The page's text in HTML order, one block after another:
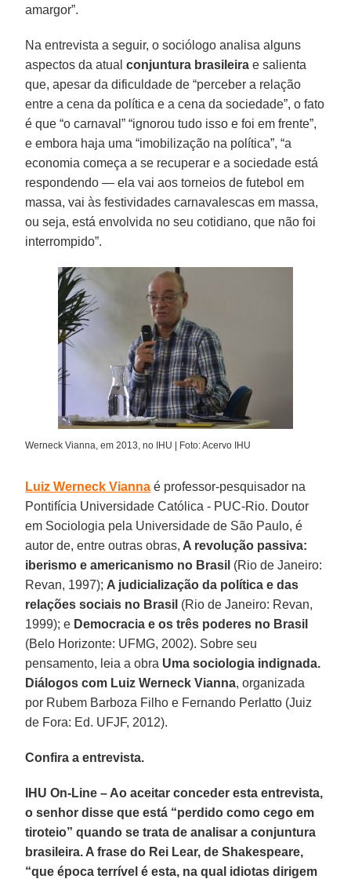
amargor”.
Na entrevista a seguir, o sociólogo analisa alguns
aspectos da atualconjuntura brasileira e salienta
que, apesar da dificuldade de “perceber a relação
entre a cena da política e a cena da sociedade”, o fato
é que “o carnaval” “ignorou tudo isso e foi em frente”,
e embora haja uma “imobilização na política”, “a
economia começa a se recuperar e a sociedade está
respondendo — ela vai aos torneios de futebol em
massa, vai às festividades carnavalescas em massa,
ou seja, está envolvida no seu cotidiano, que não foi
interrompido”.
Werneck Vianna, em 2013, no IHU | Foto: Acervo IHU
Luiz Werneck Vianna é professor-pesquisador na
Pontifícia Universidade Católica - PUC-Rio. Doutor
em Sociologia pela Universidade de São Paulo, é
autor de, entre outras obras, A revolução passiva:
iberismo e americanismo no Brasil (Rio de Janeiro:
Revan, 1997); A judicialização da política e das
relações sociais no Brasil (Rio de Janeiro: Revan,
1999); e Democracia e os três poderes no Brasil
(Belo Horizonte: UFMG, 2002). Sobre seu
pensamento, leia a obra Uma sociologia indignada.
Diálogos com Luiz Werneck Vianna, organizada
por Rubem Barboza Filho e Fernando Perlatto (Juiz
de Fora: Ed. UFJF, 2012).
Confira a entrevista.
IHU On-Line – Ao aceitar conceder esta entrevista,
o senhor disse que está “perdido como cego em
tiroteio” quando se trata de analisar a conjuntura
brasileira. A frase do Rei Lear, de Shakespeare,
“que época terrível é esta, na qual idiotas dirigem